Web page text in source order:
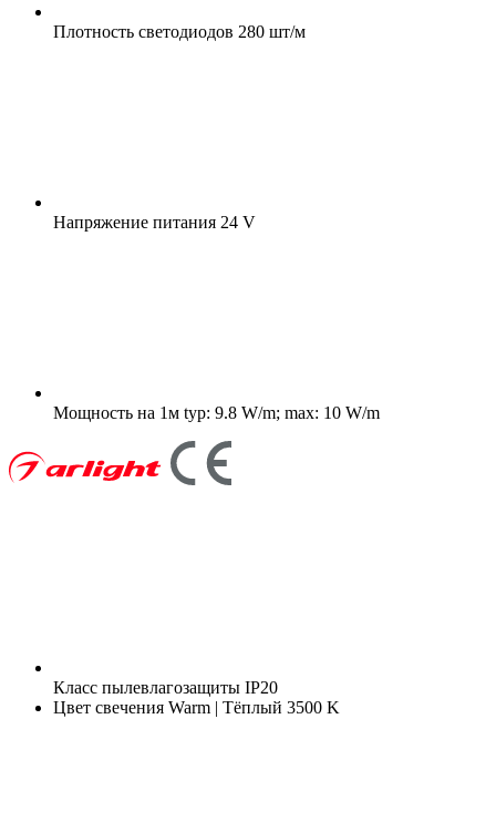
Плотность светодиодов 280 шт/м
Напряжение питания 24 V
Мощность на 1м typ: 9.8 W/m; max: 10 W/m
Класс пылевлагозащиты IP20
Цвет свечения Warm | Тёплый 3500 K